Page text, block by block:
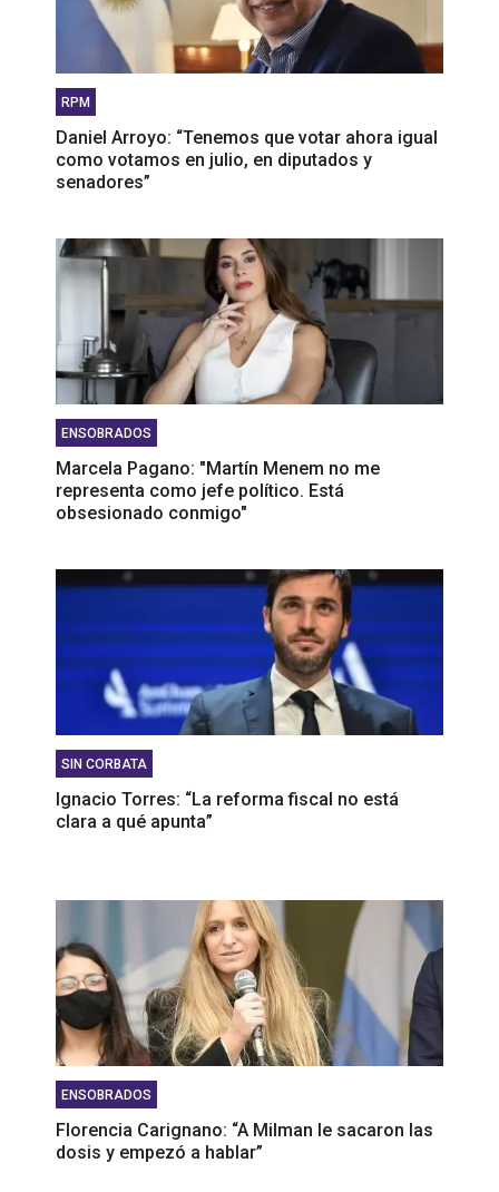
RPM
Daniel Arroyo: “Tenemos que votar ahora igual
como votamos en julio, en diputados y
senadores”
ENSOBRADOS
Marcela Pagano: "Martín Menem no me
representa como jefe político. Está
obsesionado conmigo"
SIN CORBATA
Ignacio Torres: “La reforma fiscal no está
clara a qué apunta”
ENSOBRADOS
Florencia Carignano: “A Milman le sacaron las
dosis y empezó a hablar”